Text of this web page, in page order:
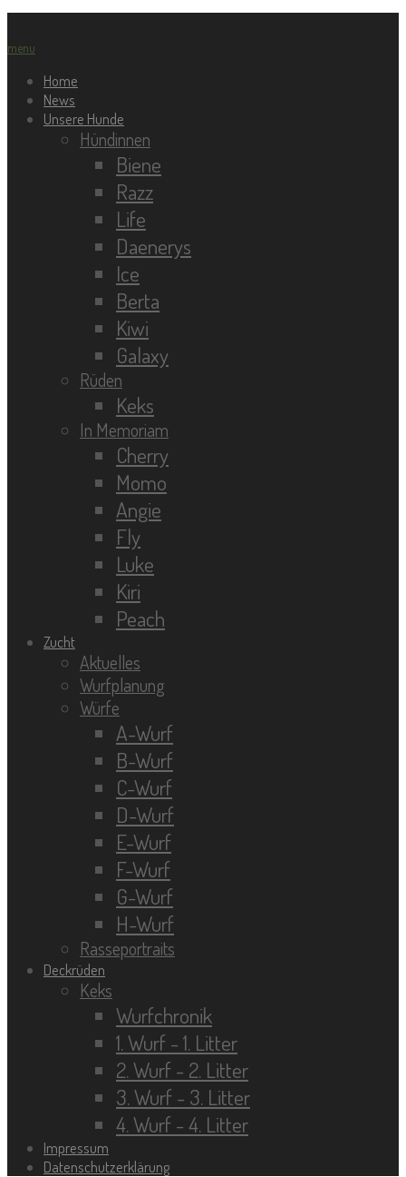
menu
Home
News
Unsere Hunde
Hündinnen
Biene
Razz
Life
Daenerys
Ice
Berta
Kiwi
Galaxy
Rüden
Keks
In Memoriam
Cherry
Momo
Angie
Fly
Luke
Kiri
Peach
Zucht
Aktuelles
Wurfplanung
Würfe
A-Wurf
B-Wurf
C-Wurf
D-Wurf
E-Wurf
F-Wurf
G-Wurf
H-Wurf
Rasseportraits
Deckrüden
Keks
Wurfchronik
1. Wurf - 1. Litter
2. Wurf - 2. Litter
3. Wurf - 3. Litter
4. Wurf - 4. Litter
Impressum
Datenschutzerklärung